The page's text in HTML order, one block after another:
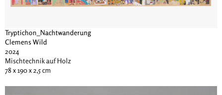
Tryptichon_Nachtwanderung
Clemens Wild
2024
Mischtechnik auf Holz
78 x 190 x 2,5 cm